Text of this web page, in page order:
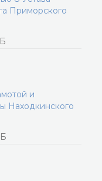
Приморского
и
Находкинского